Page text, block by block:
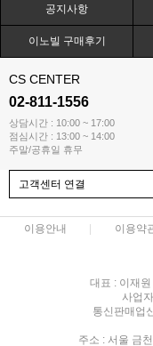
공지사항
이노빌 구매후기
CS CENTER
02-811-1556
상담시간 : 10:00 ~ 17:00
점심시간 : 13:00 ~ 14:00
주말/공휴일 휴무
고객센터 연결
이용안내 이용약
대표 : 이재
사업
통신판매업
주소 : 서울 금